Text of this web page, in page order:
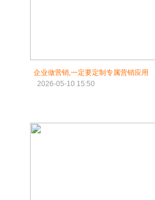
企业做营销,一定要定制专属营销应用
2026-05-10 15:50